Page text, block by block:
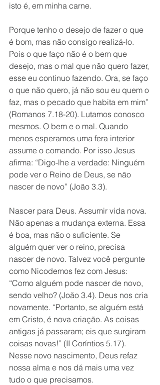
isto é, em minha carne.
Porque tenho o desejo de fazer o que
é bom, mas não consigo realizá-lo.
Pois o que faço não é o bem que
desejo, mas o mal que não quero fazer,
esse eu continuo fazendo. Ora, se faço
o que não quero, já não sou eu quem o
faz, mas o pecado que habita em mim”
(Romanos 7.18-20). Lutamos conosco
mesmos. O bem e o mal. Quando
menos esperamos uma fera interior
assume o comando. Por isso Jesus
afirma: “Digo-lhe a verdade: Ninguém
pode ver o Reino de Deus, se não
nascer de novo” (João 3.3).
Nascer para Deus. Assumir vida nova.
Não apenas a mudança externa. Essa
é boa, mas não o suficiente. Se
alguém quer ver o reino, precisa
nascer de novo. Talvez você pergunte
como Nicodemos fez com Jesus:
“Como alguém pode nascer de novo,
sendo velho? (João 3.4). Deus nos cria
novamente. “Portanto, se alguém está
em Cristo, é nova criação. As coisas
antigas já passaram; eis que surgiram
coisas novas!” (II Coríntios 5.17).
Nesse novo nascimento, Deus refaz
nossa alma e nos dá mais uma vez
tudo o que precisamos.